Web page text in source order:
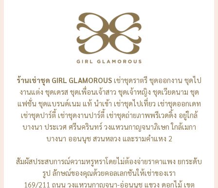
ร้านเช่าชุด GIRL GLAMOROUS เช่าชุดราตรี ชุดออกงาน ชุดไป
งานแต่ง ชุดเดรส ชุดเพื่อนเจ้าสาว ชุดเจ้าหญิง ชุดเวียดนาม ชุด
แฟชั่น ชุดแบรนด์เนม แท้ นำเข้า เช่าชุดไปเที่ยว เช่าชุดออกเดท
เช่าชุดปาร์ตี้ เช่าชุดงานปาร์ตี้ เช่าชุดถ่ายภาพพรีเวดดิ้ง อยู่ใกล้
บางนา ประเวศ ศรีนครินทร์ วงแหวนกาญจนาภิเษก ใกล้เมกา
บางนา ออนนุช สวนหลวง และรามคำแหง 2
สัมผัสประสบการณ์ความหรูหราโดยไม่ต้องจ่ายราคาแพง ยกระดับ
รูป ลักษณ์ของคุณด้วยคอลเลกชันให้เช่าของเรา
169/211 ถนน วงแหวนกาญจนา-อ่อนนุช แขวง ดอกไม้ เขต